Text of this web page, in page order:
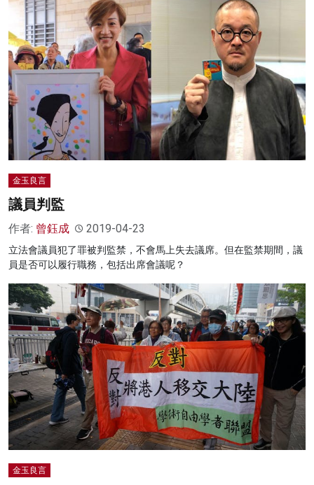
金玉良言
議員判監
作者: 曾鈺成 2019-04-23
立法會議員犯了罪被判監禁，不會馬上失去議席。但在監禁期間，議
員是否可以履行職務，包括出席會議呢？
金玉良言